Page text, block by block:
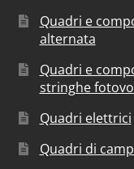
Quadri e
alternata
Quadri e
stringhe
Quadri elettrici
Quadri di